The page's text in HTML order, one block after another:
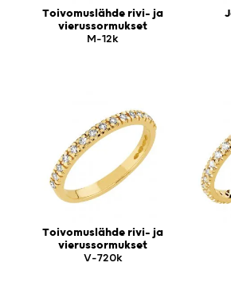
Toivomuslähde rivi- ja
vierussormukset
M-12k
Toivomuslähde rivi- ja
vierussormukset
V-720k